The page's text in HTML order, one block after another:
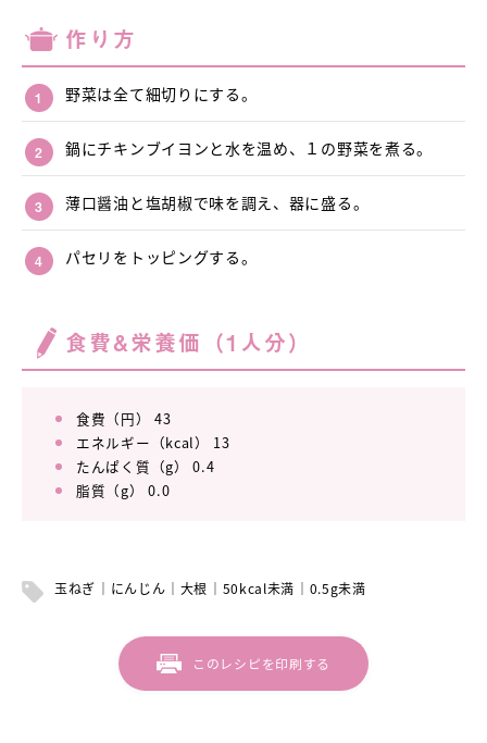
作り方
野菜は全て細切りにする。
鍋にチキンブイヨンと水を温め、１の野菜を煮る。
薄口醤油と塩胡椒で味を調え、器に盛る。
パセリをトッピングする。
食費&栄養価（1人分）
食費（円） 43
エネルギー（kcal） 13
たんぱく質（g） 0.4
脂質（g） 0.0
玉ねぎ にんじん 大根 50kcal未満 0.5g未満
このレシピを印刷する